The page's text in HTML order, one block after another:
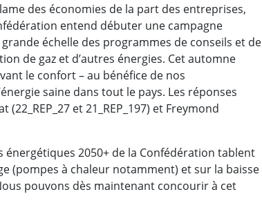
des économies de la part des entreprises,
entend débuter une campagne
échelle des programmes de conseils et de
de gaz et d’autres énergies. Cet automne
le confort – au bénéfice de nos
saine dans tout le pays. Les réponses
et 21_REP_197) et Freymond
2050+ de la Confédération tablent
(pompes à chaleur notamment) et sur la baisse
pouvons dès maintenant concourir à cet